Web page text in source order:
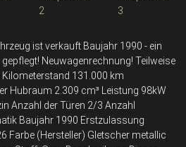
ist verkauft Baujahr 1990 - ein
Neuwagenrechnung! Teilweise
131.000 km
Hubraum 2.309 cm³ Leistung 98kW
Anzahl der Türen 2/3 Anzahl
Baujahr 1990 Erstzulassung
Farbe (Hersteller) Gletscher metallic